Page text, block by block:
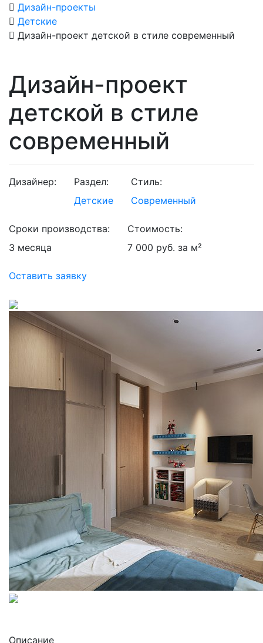
Дизайн-проекты
Детские
Дизайн-проект детской в стиле современный
Дизайн-проект
детской в стиле
современный
Дизайнер:
Раздел:
Детские
Стиль:
Современный
Сроки производства:
3 месяца
Стоимость:
7 000 руб. за м²
Оставить заявку
Описание